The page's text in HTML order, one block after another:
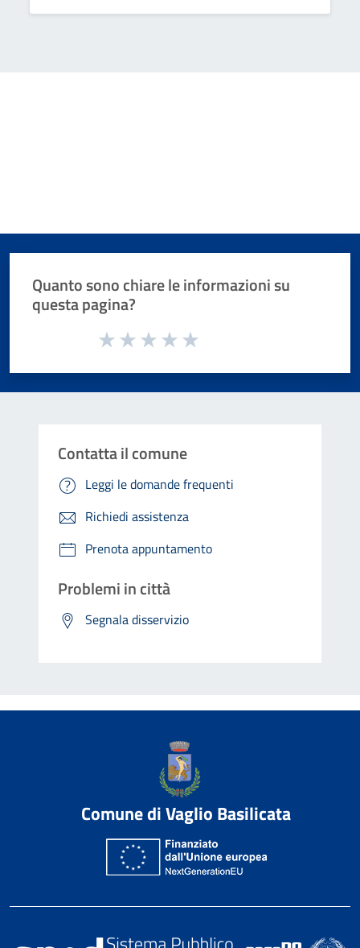
Quanto sono chiare le informazioni su
questa pagina?
Valuta da 1 a 5 stelle la pagina
Contatta il comune
Leggi le domande frequenti
Richiedi assistenza
Prenota appuntamento
Problemi in città
Segnala disservizio
Comune di Vaglio Basilicata